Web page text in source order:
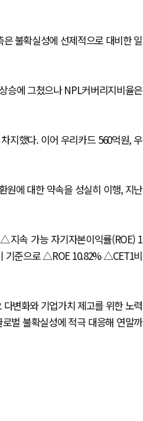
불확실성에 선제적으로 대비한 일
승에 그쳤으나 NPL커버리지비율은
지했다. 이어 우리카드 560억원, 우
원에 대한 약속을 성실히 이행, 지난
지속 가능 자기자본이익률(ROE) 1
기준으로 △ROE 10.82% △CET1비
변화와 기업가치 제고를 위한 노력
벌 불확실성에 적극 대응해 연말까